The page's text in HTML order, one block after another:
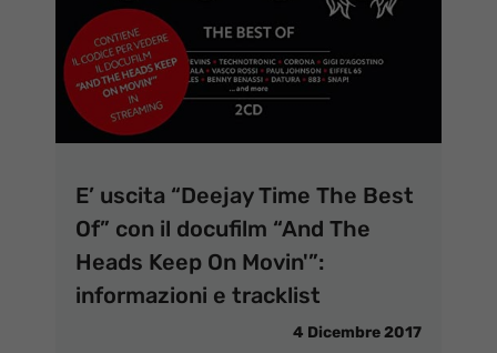
E’ uscita “Deejay Time The Best
Of” con il docufilm “And The
Heads Keep On Movin'”:
informazioni e tracklist
4 Dicembre 2017